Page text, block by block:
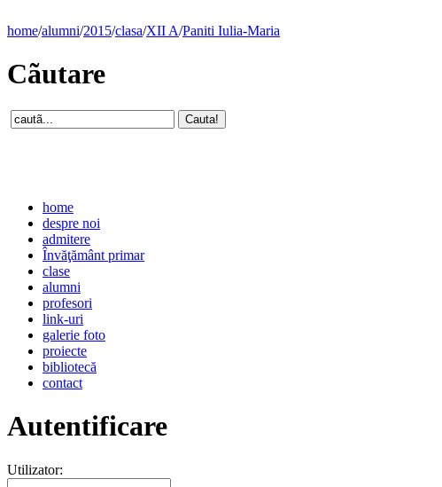
home/alumni/2015/clasa/XII A/Paniti Iulia-Maria
Cãutare
home
despre noi
admitere
Învăţământ primar
clase
alumni
profesori
link-uri
galerie foto
proiecte
bibliotecă
contact
Autentificare
Utilizator: